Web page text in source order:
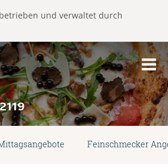
und verwaltet durch
Feinschmecker